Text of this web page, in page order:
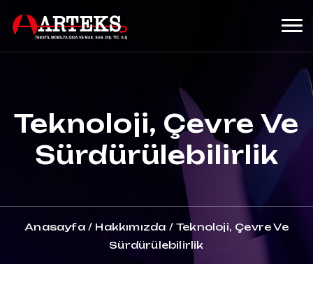
Teknoloji, Çevre Ve
Sürdürülebilirlik
Anasayfa / Hakkımızda / Teknoloji, Çevre Ve
Sürdürülebilirlik